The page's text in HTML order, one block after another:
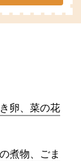
卵、菜の花
煮物、ごま